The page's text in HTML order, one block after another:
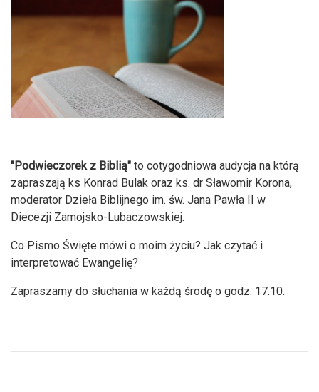
"Podwieczorek z Biblią" to cotygodniowa audycja na którą
zapraszają ks Konrad Bulak oraz ks. dr Sławomir Korona,
moderator Dzieła Biblijnego im. św. Jana Pawła II w
Diecezji Zamojsko-Lubaczowskiej.
Co Pismo Święte mówi o moim życiu? Jak czytać i
interpretować Ewangelię?
Zapraszamy do słuchania w każdą środę o godz. 17.10.